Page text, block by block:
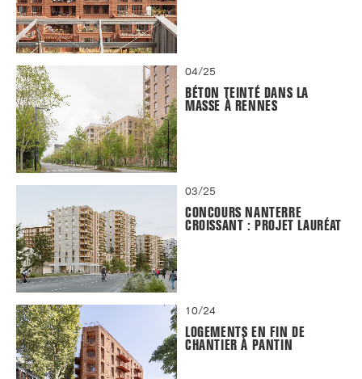
04/25
BÉTON TEINTÉ DANS LA
MASSE À RENNES
03/25
CONCOURS NANTERRE
CROISSANT : PROJET LAURÉAT
10/24
LOGEMENTS EN FIN DE
CHANTIER À PANTIN